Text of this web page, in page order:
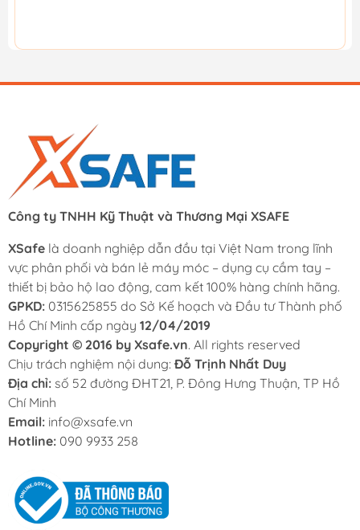
Công ty TNHH Kỹ Thuật và Thương Mại XSAFE
XSafe là doanh nghiệp dẫn đầu tại Việt Nam trong lĩnh
vực phân phối và bán lẻ máy móc – dụng cụ cầm tay –
thiết bị bảo hộ lao động, cam kết 100% hàng chính hãng.
GPKD: 0315625855 do Sở Kế hoạch và Đầu tư Thành phố
Hồ Chí Minh cấp ngày 12/04/2019
Copyright © 2016 by Xsafe.vn. All rights reserved
Chịu trách nghiệm nội dung: Đỗ Trịnh Nhất Duy
Địa chỉ: số 52 đường ĐHT21, P. Đông Hưng Thuận, TP Hồ
Chí Minh
Email: info@xsafe.vn
Hotline: 090 9933 258